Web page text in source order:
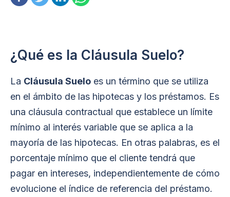
¿Qué es la Cláusula Suelo?
La Cláusula Suelo es un término que se utiliza
en el ámbito de las hipotecas y los préstamos. Es
una cláusula contractual que establece un límite
mínimo al interés variable que se aplica a la
mayoría de las hipotecas. En otras palabras, es el
porcentaje mínimo que el cliente tendrá que
pagar en intereses, independientemente de cómo
evolucione el índice de referencia del préstamo.